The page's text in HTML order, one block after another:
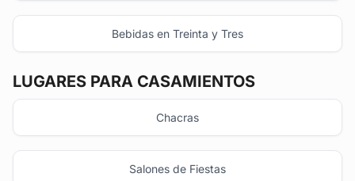
Bebidas en Treinta y Tres
LUGARES PARA CASAMIENTOS
Chacras
Salones de Fiestas